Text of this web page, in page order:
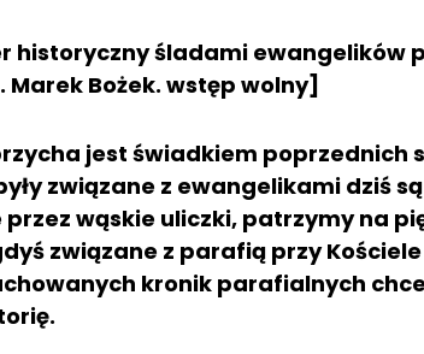
historyczny śladami ewangelików
Bożek. wstęp wolny]
jest świadkiem poprzednich
związane z ewangelikami dziś
wąskie uliczki, patrzymy na
związane z parafią przy
kronik parafialnych